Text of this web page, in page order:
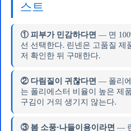
스트
① 피부가 민감하다면 — 면
선 선택한다. 린넨은 고품질 제
저 확인한 뒤 구매한다.
② 다림질이 귀찮다면 — 폴리
는 폴리에스터 비율이 높은 제
구김이 거의 생기지 않는다.
③ 봄 소풍·나들이용이라면 —